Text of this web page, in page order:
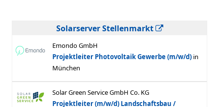
Solarserver Stellenmarkt